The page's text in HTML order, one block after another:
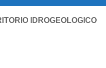
IDROGEOLOGICO